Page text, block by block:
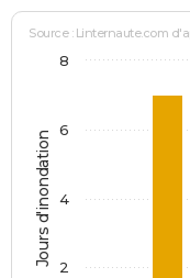
Jours d'inondation
Source : Linternaute.com
2
4
6
8